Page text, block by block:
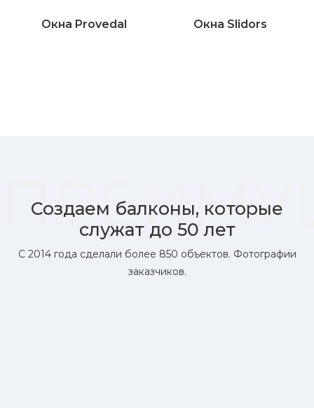
Окна Provedal Окна Slidors
Создаем балконы, которые
служат до 50 лет
С 2014 года сделали более 850 объектов. Фотографии
заказчиков.